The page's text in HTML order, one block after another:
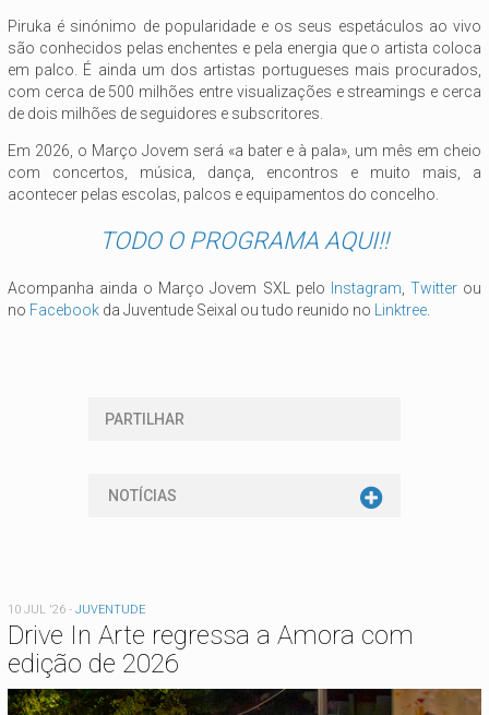
Piruka é sinónimo de popularidade e os seus espetáculos ao vivo
são conhecidos pelas enchentes e pela energia que o artista coloca
em palco. É ainda um dos artistas portugueses mais procurados,
com cerca de 500 milhões entre visualizações e streamings e cerca
de dois milhões de seguidores e subscritores.
Em 2026, o Março Jovem será «a bater e à pala», um mês em cheio
com concertos, música, dança, encontros e muito mais, a
acontecer pelas escolas, palcos e equipamentos do concelho.
TODO O PROGRAMA AQUI!!
Acompanha ainda o Março Jovem SXL pelo Instagram Twitterou
no Facebook da Juventude Seixal ou tudo reunido no Linktree
PARTILHAR
NOTÍCIAS
10 JUL '26 - JUVENTUDE
Drive In Arte regressa a Amora com
edição de 2026